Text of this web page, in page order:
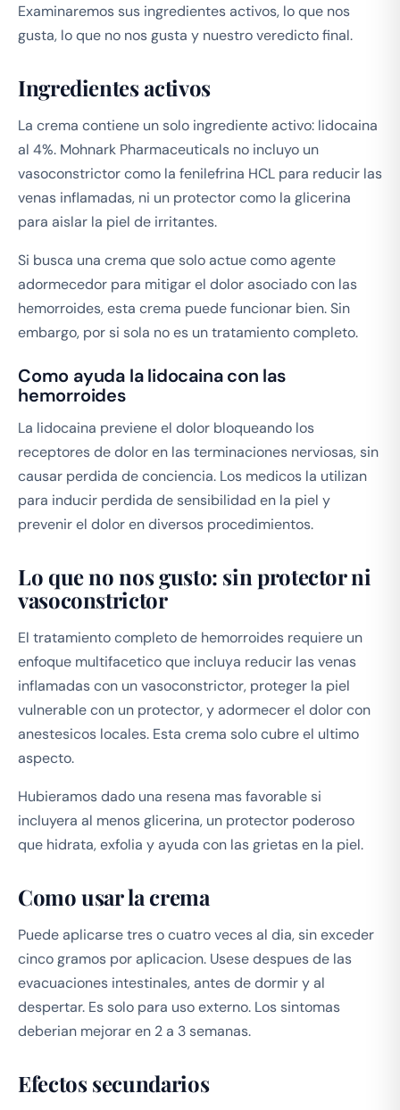
Examinaremos sus ingredientes activos, lo que nos
gusta, lo que no nos gusta y nuestro veredicto final.
Ingredientes activos
La crema contiene un solo ingrediente activo: lidocaina
al 4%. Mohnark Pharmaceuticals no incluyo un
vasoconstrictor como la fenilefrina HCL para reducir las
venas inflamadas, ni un protector como la glicerina
para aislar la piel de irritantes.
Si busca una crema que solo actue como agente
adormecedor para mitigar el dolor asociado con las
hemorroides, esta crema puede funcionar bien. Sin
embargo, por si sola no es un tratamiento completo.
Como ayuda la lidocaina con las
hemorroides
La lidocaina previene el dolor bloqueando los
receptores de dolor en las terminaciones nerviosas, sin
causar perdida de conciencia. Los medicos la utilizan
para inducir perdida de sensibilidad en la piel y
prevenir el dolor en diversos procedimientos.
Lo que no nos gusto: sin protector ni
vasoconstrictor
El tratamiento completo de hemorroides requiere un
enfoque multifacetico que incluya reducir las venas
inflamadas con un vasoconstrictor, proteger la piel
vulnerable con un protector, y adormecer el dolor con
anestesicos locales. Esta crema solo cubre el ultimo
aspecto.
Hubieramos dado una resena mas favorable si
incluyera al menos glicerina, un protector poderoso
que hidrata, exfolia y ayuda con las grietas en la piel.
Como usar la crema
Puede aplicarse tres o cuatro veces al dia, sin exceder
cinco gramos por aplicacion. Usese despues de las
evacuaciones intestinales, antes de dormir y al
despertar. Es solo para uso externo. Los sintomas
deberian mejorar en 2 a 3 semanas.
Efectos secundarios